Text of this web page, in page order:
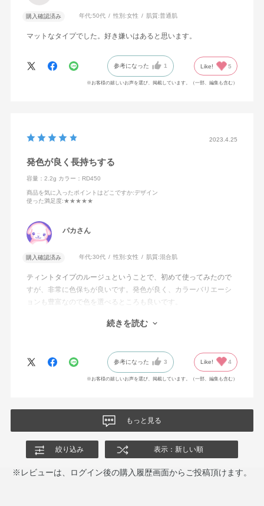
購入確認済み 年代:50代 性別:女性 肌質:普通肌
マットなタイプでした。好き嫌いはあると思います。
参考になった 1 Like! 5
※お客様の嬉しいお声を選び、掲載しています。（一部、編集も含む）
2023.4.25
発色が良く長持ちする
容量：2.2g カラー：RD450
商品を気に入ったポイントはどこですか:デザイン
使った満足度:★★★★★
パカさん
購入確認済み 年代:30代 性別:女性 肌質:混合肌
ティントタイプのルージュということで、初めて使ってみたので
すが、非常に色保ちが良いです。発色が良く、カラーバリエーシ
ョンも豊富なので色を選べるところも良いです。
メルティレッド（RD450）を買ってみたのですが、暗すぎず色味
上がるので、とても満足しています。引き続きリピートしたい思
います。
続きを読む
参考になった 3 Like! 4
※お客様の嬉しいお声を選び、掲載しています。（一部、編集も含む）
もっと見る
絞り込み 表示：新しい順
※レビューは、ログイン後の購入履歴画面からご投稿頂けます。